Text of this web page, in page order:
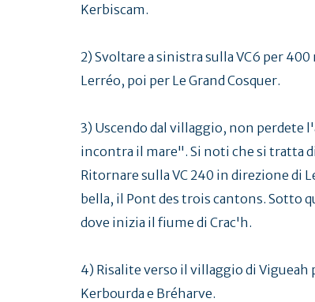
Kerbiscam.
2) Svoltare a sinistra sulla VC6 per
Lerréo, poi per Le Grand Cosquer.
3) Uscendo dal villaggio, non perdete
incontra il mare". Si noti che si tratta
Ritornare sulla VC 240 in direzione di
bella, il Pont des trois cantons. Sotto
dove inizia il fiume di Crac'h.
4) Risalite verso il villaggio di
Kerbourda e Bréharve.